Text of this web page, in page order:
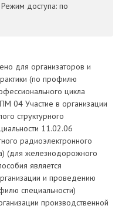
доступа: по
для организаторов и
(по профилю
цикла
04 Участие в организации
структурного
11.02.06
радиоэлектронного
(для железнодорожного
является
и проведению
специальности)
производственной